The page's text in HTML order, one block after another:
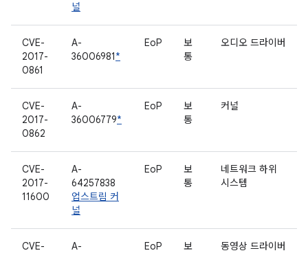
널
CVE-
2017-
0861
A-
36006981*
EoP
보
통
오디오 드라이버
CVE-
2017-
0862
A-
36006779*
EoP
보
통
커널
CVE-
2017-
11600
A-
64257838
업스트림 커
널
EoP
보
통
네트워크 하위
시스템
CVE-
A-
EoP
보
동영상 드라이버